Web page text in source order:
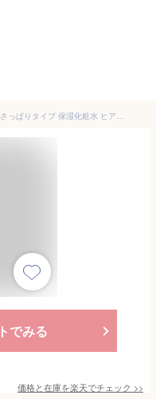
ちふれ（CHIFURE）保湿化粧水 180mL さっぱりタイプ 保湿化粧水 ヒアルロン酸配合 脂性肌
でみる
価格と在庫を楽天でチェック >>